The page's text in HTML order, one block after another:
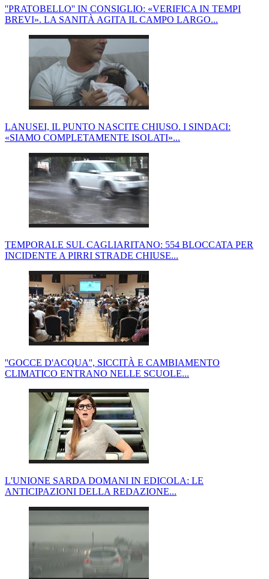
''PRATOBELLO'' IN CONSIGLIO: «VERIFICA IN TEMPI
BREVI». LA SANITÀ AGITA IL CAMPO LARGO...
LANUSEI, IL PUNTO NASCITE CHIUSO. I SINDACI:
«SIAMO COMPLETAMENTE ISOLATI»...
TEMPORALE SUL CAGLIARITANO: 554 BLOCCATA PER
INCIDENTE A PIRRI STRADE CHIUSE...
''GOCCE D'ACQUA'', SICCITÀ E CAMBIAMENTO
CLIMATICO ENTRANO NELLE SCUOLE...
L'UNIONE SARDA DOMANI IN EDICOLA: LE
ANTICIPAZIONI DELLA REDAZIONE...